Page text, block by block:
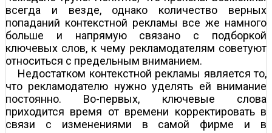
всегда и везде, однако количество верных
попаданий контекстной рекламы все же намного
больше и напрямую связано с подборкой
ключевых слов, к чему рекламодателям советуют
относиться с предельным вниманием.
Недостатком контекстной рекламы является то,
что рекламодателю нужно уделять ей внимание
постоянно. Во-первых, ключевые слова
приходится время от времени корректировать в
связи с изменениями в самой фирме и в